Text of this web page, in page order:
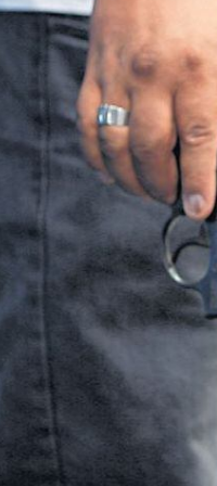
Equipo Editorial
Julio 30, 2026